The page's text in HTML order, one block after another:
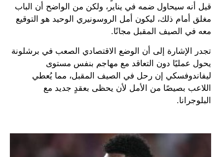
قيل أنه سيحاول ضمه في يناير، ولكن من الواضح أن الباب
مغلق أمام ذلك، ليكون أمل الروسونيري الوحيد هو التوقيع
معه في الصيف المقبل مجانًا.
تجدر الإشارة إلى أن الوضع الاقتصادي الصعب في برشلونة
يحول عمليًا دون التعاقد مع مهاجم بنفس مستوى
ليفاندوفسكي إن رحل في الصيف المقبل، مما يُعطي
اللاعب بصيصًا من الأمل لأن يحظى بعقدٍ جديد مع
البلوجرانا.